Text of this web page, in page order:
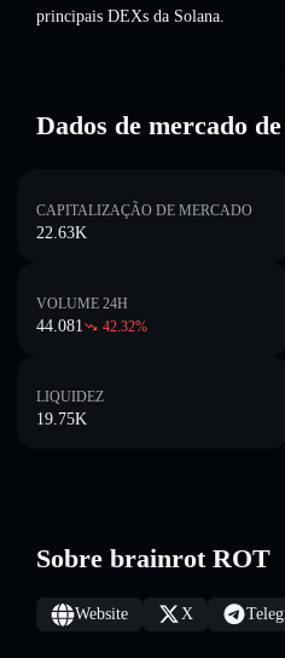
principais DEXs da Solana.
Dados de mercado
CAPITALIZAÇÃO DE MERCADO
22.63K
VOLUME 24H
44.081 42.32%
LIQUIDEZ
19.75K
Sobre brainrot ROT
Website X